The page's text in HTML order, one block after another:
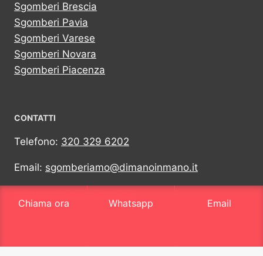
Sgomberi Brescia
Sgomberi Pavia
Sgomberi Varese
Sgomberi Novara
Sgomberi Piacenza
CONTATTI
Telefono: 320 329 6202
Email: sgomberiamo@dimanoinmano.it
Chiama ora
Whatsapp Email